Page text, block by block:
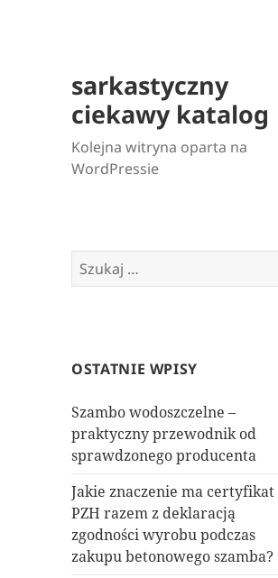
sarkastyczny
ciekawy katalog
Kolejna witryna oparta na
WordPressie
Szukaj:
OSTATNIE WPISY
Szambo wodoszczelne –
praktyczny przewodnik od
sprawdzonego producenta
Jakie znaczenie ma certyfikat
PZH razem z deklaracją
zgodności wyrobu podczas
zakupu betonowego szamba?